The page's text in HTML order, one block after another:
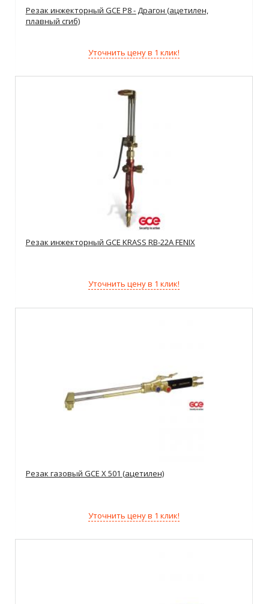
Резак инжекторный GCE P8 - Драгон (ацетилен,
плавный сгиб)
Уточнить цену в 1 клик!
Резак инжекторный GCE KRASS RB-22A FENIX
Уточнить цену в 1 клик!
Резак газовый GCE X 501 (ацетилен)
Уточнить цену в 1 клик!